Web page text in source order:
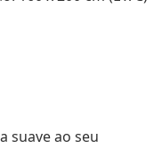
suave ao seu